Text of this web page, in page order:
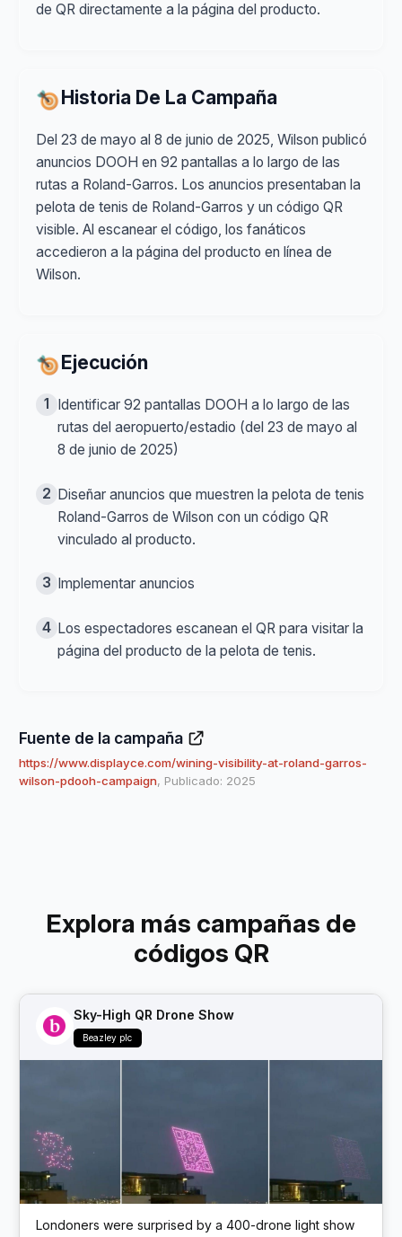
de QR directamente a la página del producto.
Historia De La Campaña
Del 23 de mayo al 8 de junio de 2025, Wilson publicó
anuncios DOOH en 92 pantallas a lo largo de las
rutas a Roland-Garros. Los anuncios presentaban la
pelota de tenis de Roland-Garros y un código QR
visible. Al escanear el código, los fanáticos
accedieron a la página del producto en línea de
Wilson.
Ejecución
1
Identificar 92 pantallas DOOH a lo largo de las
rutas del aeropuerto/estadio (del 23 de mayo al
8 de junio de 2025)
2 Diseñar anuncios que muestren la pelota de tenis
Roland-Garros de Wilson con un código QR
vinculado al producto.
3 Implementar anuncios
4 Los espectadores escanean el QR para visitar la
página del producto de la pelota de tenis.
Fuente de la campaña
https://www.displayce.com/wining-visibility-at-roland-garros-
wilson-pdooh-campaign, Publicado: 2025
Explora más campañas de
códigos QR
Sky-High QR Drone Show
Beazley plc
Londoners were surprised by a 400-drone light show